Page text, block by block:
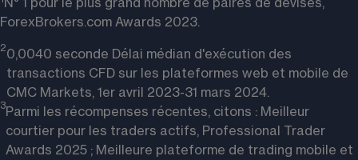
N° 1 pour le plus grand nombre de paires de devises,
ForexBrokers.com Awards 2023.
20,0040 seconde Délai médian d'exécution des
transactions CFD sur les plateformes web et mobile de
CMC Markets, 1er avril 2023-31 mars 2024.
3Parmi les récompenses récentes, citons : Meilleur
courtier pour les traders actifs, Professional Trader
Awards 2025 ; Meilleure plateforme de trading mobile et